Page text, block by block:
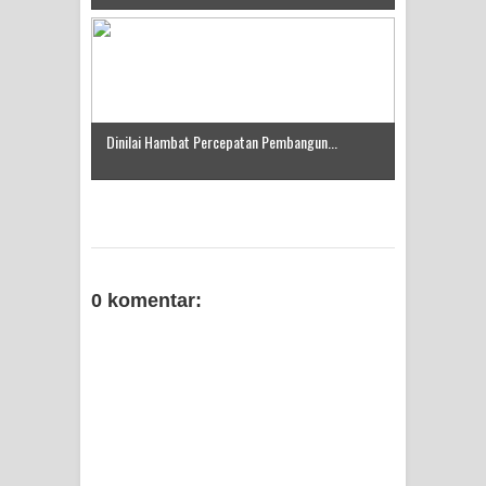
Dinilai Hambat Percepatan Pembangun...
0 komentar: